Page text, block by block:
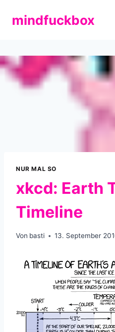
Inhaltmindfuckbox
NUR MAL SO
xkcd: Earth
Timeline
Von basti 13. September